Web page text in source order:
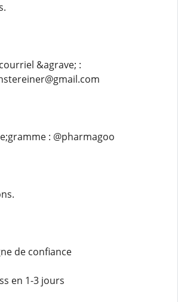
&agrave; :
: @pharmagoo
de confiance
en 1-3 jours